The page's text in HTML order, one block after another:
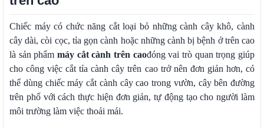
Chiếc máy có chức năng cắt loại bỏ những cành cây khô, cành
cây dài, còi cọc, tỉa gọn cành hoặc những cành bị bệnh ở trên cao
là sản phẩm máy cắt cành trên caođóng vai trò quan trọng giúp
cho công việc cắt tỉa cành cây trên cao trở nên đơn giản hơn, có
thể dùng chiếc máy cắt cành cây cao trong vườn, cây bên đường
trên phố với cách thực hiện đơn giản, tự động tạo cho người làm
môi trường làm việc thoải mái.